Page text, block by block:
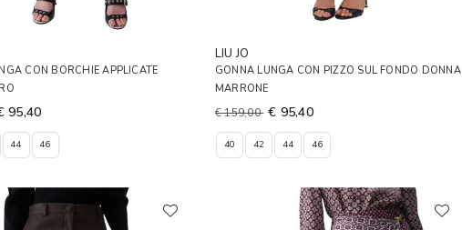
CON BORCHIE APPLICATE
95,40
44 46
LIU JO
GONNA LUNGA CON PIZZO SUL FONDO DONNA
MARRONE
€ 159,00 € 95,40
40 42 44 46